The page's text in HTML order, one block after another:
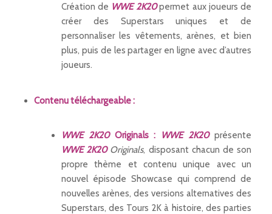
Création de WWE 2K20permet aux joueurs de
créer des Superstars uniques et de
personnaliser les vêtements, arènes, et bien
plus, puis de les partager en ligne avec d’autres
joueurs.
Contenu téléchargeable :
WWE 2K20Originals : WWE 2K20présente
WWE 2K20 Originals, disposant chacun de son
propre thème et contenu unique avec un
nouvel épisode Showcase qui comprend de
nouvelles arènes, des versions alternatives des
Superstars, des Tours 2K à histoire, des parties